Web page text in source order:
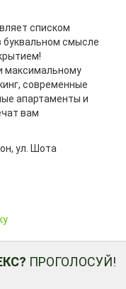
списком
буквальном смысле
максимальному
современные
апартаменты и
вам
ул. Шота
ПРОГОЛОСУЙ!